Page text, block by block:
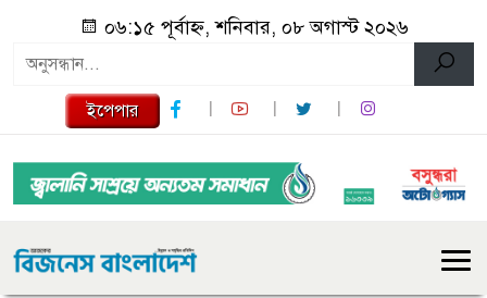
০৬:১৫ পূর্বাহ্ন, শনিবার, ০৮ অগাস্ট ২০২৬
ইপেপার